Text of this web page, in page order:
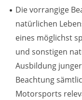
Die vorrangige
natürlichen
eines möglichst
und sonstigen
Ausbildung
Beachtung
Motorsports
Statistiken
Cookies, die der
Erstellung von
Nutzungsstatistik
Besucher